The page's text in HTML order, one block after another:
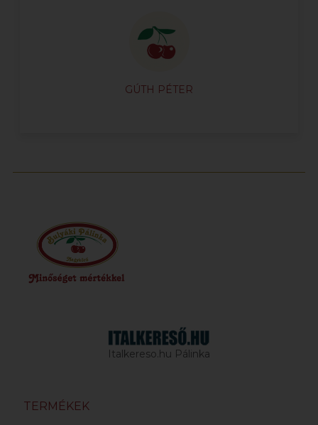
GÚTH PÉTER
Italkereso.hu Pálinka
TERMÉKEK